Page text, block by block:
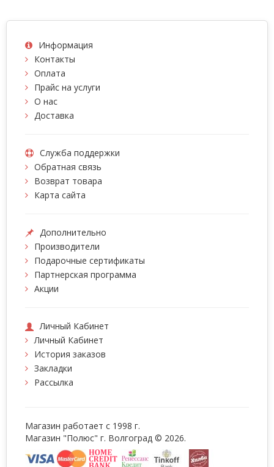
Информация
Контакты
Оплата
Прайс на услуги
О нас
Доставка
Служба поддержки
Обратная связь
Возврат товара
Карта сайта
Дополнительно
Производители
Подарочные сертификаты
Партнерская программа
Акции
Личный Кабинет
Личный Кабинет
История заказов
Закладки
Рассылка
Магазин работает с 1998 г.
Магазин "Полюс" г. Волгоград © 2026.